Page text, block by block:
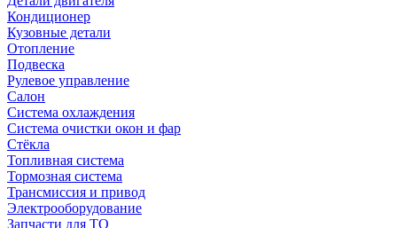
Кондиционер
Кузовные детали
Отопление
Подвеска
Рулевое управление
Салон
Система охлаждения
Система очистки окон и фар
Стёкла
Топливная система
Тормозная система
Трансмиссия и привод
Электрооборудование
Запчасти для ТО